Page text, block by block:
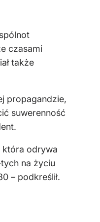
czasami
także
propagandzie,
suwerenność
która odrywa
na życiu
– podkreślił.